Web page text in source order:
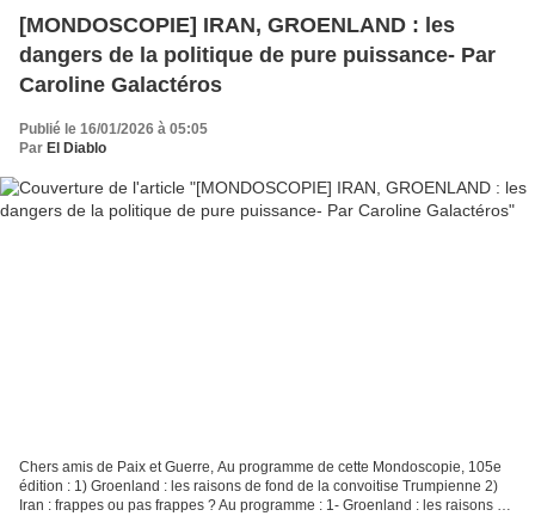
[MONDOSCOPIE] IRAN, GROENLAND : les
dangers de la politique de pure puissance- Par
Caroline Galactéros
Publié le 16/01/2026 à 05:05
Par El Diablo
Chers amis de Paix et Guerre, Au programme de cette Mondoscopie, 105e
édition : 1) Groenland : les raisons de fond de la convoitise Trumpienne 2)
Iran : frappes ou pas frappes ? Au programme : 1- Groenland : les raisons de